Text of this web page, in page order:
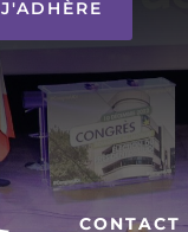
J'ADHÈRE
CONTACT